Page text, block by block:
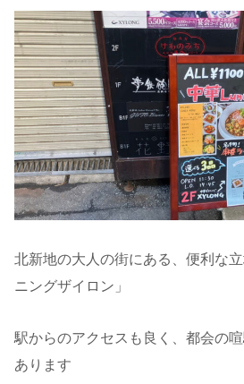
北新地の大人の街にある、便利な
ニングザイロン」
駅からのアクセスも良く、都会の
あります